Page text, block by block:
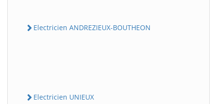
Electricien ANDREZIEUX-BOUTHEON
Electricien UNIEUX